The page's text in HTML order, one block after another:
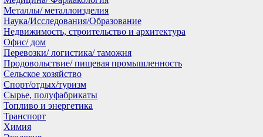
Металлы/ металлоизделия
Наука/Исследования/Образование
Недвижимость, строительство и архитектура
Офис/ дом
Перевозки/ логистика/ таможня
Продовольствие/ пищевая промышленность
Сельское хозяйство
Спорт/отдых/туризм
Сырье, полуфабрикаты
Топливо и энергетика
Транспорт
Химия